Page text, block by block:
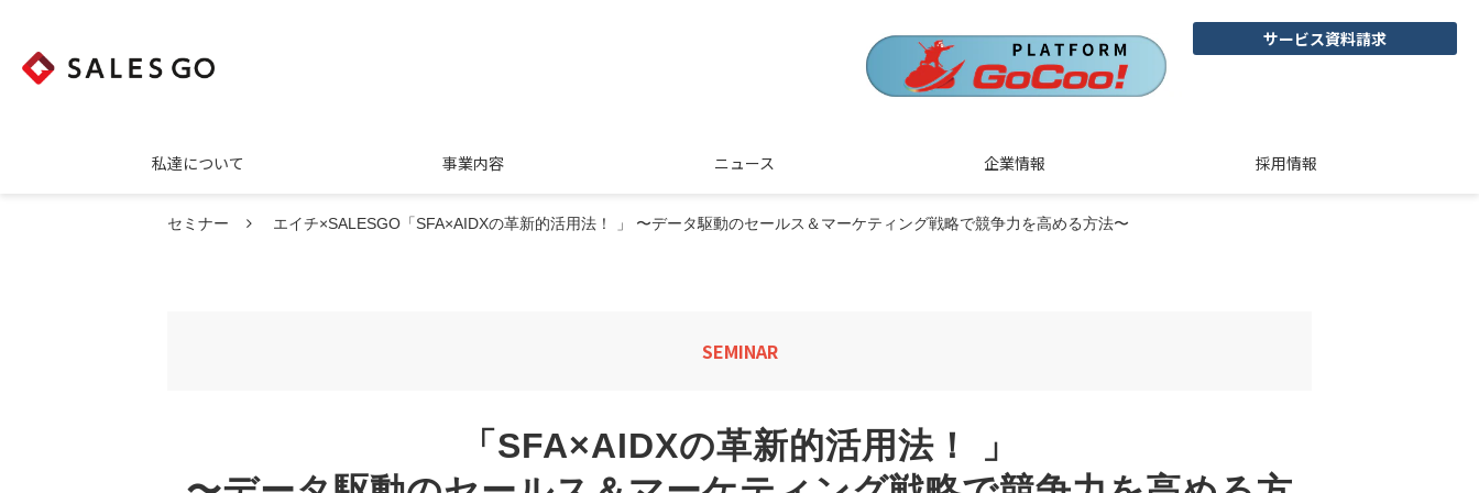
サービス資料請求
私達について 事業内容 ニュース 企業情報 採用情報
セミナー エイチ×SALESGO「SFA×AIDXの革新的活用法！ 」 〜データ駆動のセールス＆マーケティング戦略で競争力を高める方法〜
SEMINAR
「SFA×AIDXの革新的活用法！ 」